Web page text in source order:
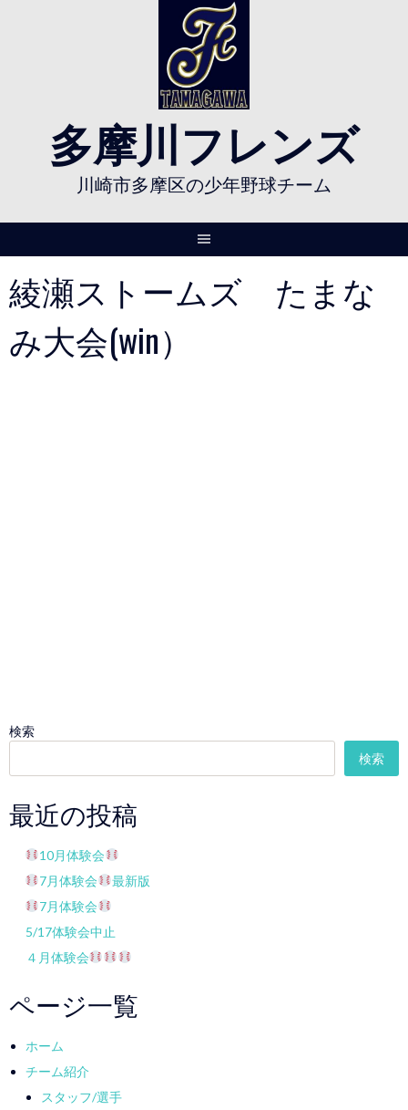
多摩川フレンズ
川崎市多摩区の少年野球チーム
綾瀬ストームズ たまな
み大会(win）
検索
検索
最近の投稿
10月体験会
7月体験会
最新版
7月体験会
5/17体験会中止
４月体験会
ページ一覧
ホーム
チーム紹介
スタッフ/選手